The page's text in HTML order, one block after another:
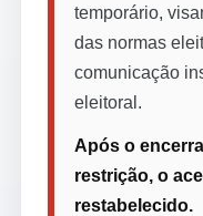
temporário,
das normas
comunicação
eleitoral.
Após o
restrição, o
restabelecido.